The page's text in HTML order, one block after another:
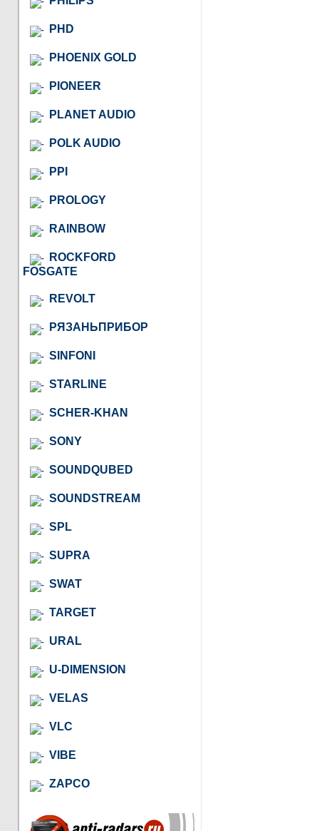
PHD
PHOENIX GOLD
PIONEER
PLANET AUDIO
POLK AUDIO
PPI
PROLOGY
RAINBOW
ROCKFORD
FOSGATE
REVOLT
РЯЗАНЬПРИБОР
SINFONI
STARLINE
SCHER-KHAN
SONY
SOUNDQUBED
SOUNDSTREAM
SPL
SUPRA
SWAT
TARGET
URAL
U-DIMENSION
VELAS
VLC
VIBE
ZAPCO